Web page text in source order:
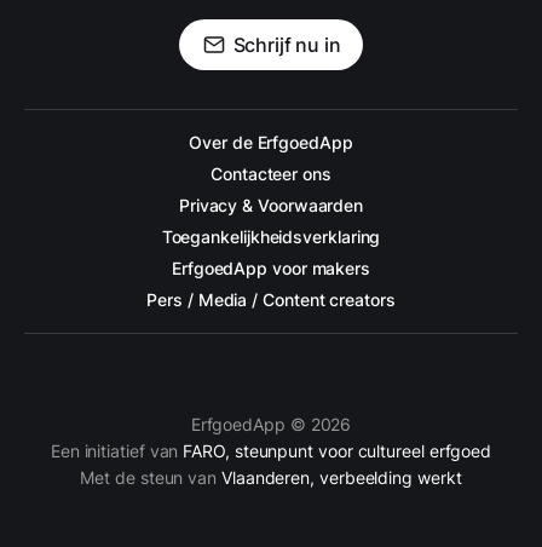
Schrijf nu in
Over de ErfgoedApp
Contacteer ons
Privacy & Voorwaarden
Toegankelijkheidsverklaring
ErfgoedApp voor makers
Pers / Media / Content creators
ErfgoedApp © 2026
Een initiatief van FARO, steunpunt voor cultureel erfgoed
Met de steun van Vlaanderen, verbeelding werkt